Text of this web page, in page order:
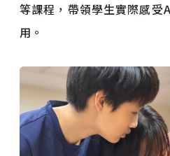
等課程，帶領學生實際感受
用。